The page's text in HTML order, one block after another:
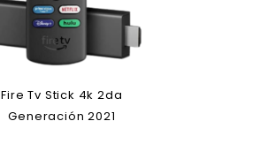
Fire Tv Stick 4k 2da
Generación 2021